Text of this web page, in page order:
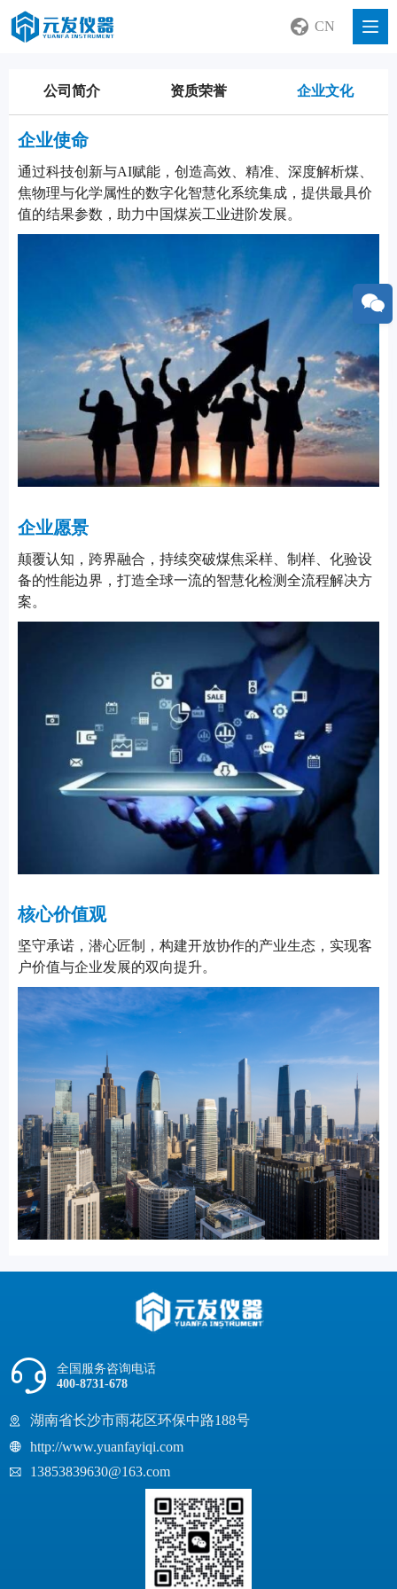
CN
公司简介 资质荣誉 企业文化
企业使命
通过科技创新与AI赋能，创造高效、精准、深度解析煤、
焦物理与化学属性的数字化智慧化系统集成，提供最具价
值的结果参数，助力中国煤炭工业进阶发展。
企业愿景
颠覆认知，跨界融合，持续突破煤焦采样、制样、化验设
备的性能边界，打造全球一流的智慧化检测全流程解决方
案。
核心价值观
坚守承诺，潜心匠制，构建开放协作的产业生态，实现客
户价值与企业发展的双向提升。
全国服务咨询电话
400-8731-678
湖南省长沙市雨花区环保中路188号
http://www.yuanfayiqi.com
13853839630@163.com